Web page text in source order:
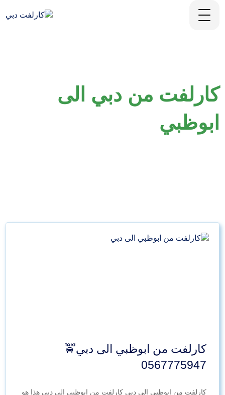
كارلفت من دبي الى
ابوظبي
كارلفت من ابوظبي الى دبي🚖
0567775947
كارلفت من ابوظبي الى دبي كارلفت من ابوظبي الى دبي هذا هو